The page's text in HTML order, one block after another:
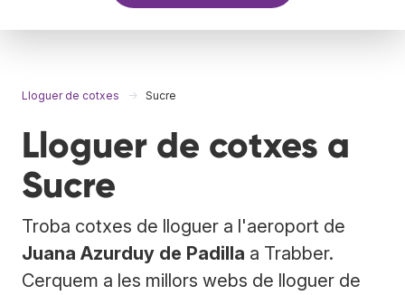
Lloguer de cotxes Sucre
Lloguer de cotxes a
Sucre
Troba cotxes de lloguer a l'aeroport de
Juana Azurduy de Padilla a Trabber.
Cerquem a les millors webs de lloguer de